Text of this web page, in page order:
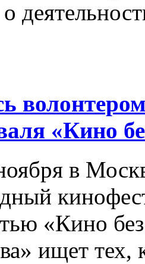
«Кино
в
«Кино
ищет тех,